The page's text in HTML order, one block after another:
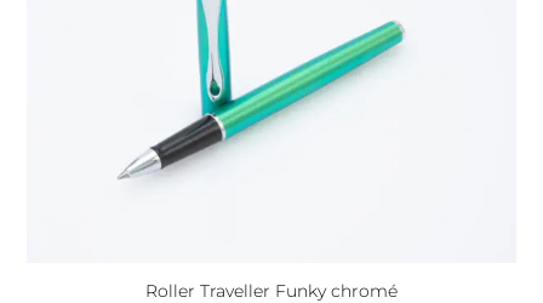
Roller Traveller Funky chromé